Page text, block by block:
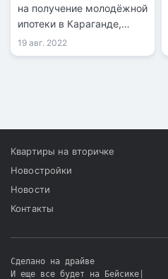
на получение молодёжной
ипотеки в Караганде,
передает
информационная служба
работающей молодёжи
стал акимат области
совместно с Отбасы
банком.
19 авг. 2022
Квартиры на вторичке
Новостройки
Новости
Контакты
Сделано на драйве
И еще все будет на Бейсике